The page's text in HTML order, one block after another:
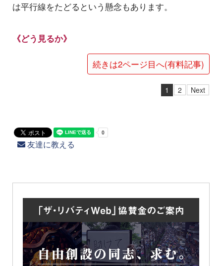
は平行線をたどるという懸念もあります。
《どう見るか》
続きは2ページ目へ(有料記事)
1 2 Next
友達に教える